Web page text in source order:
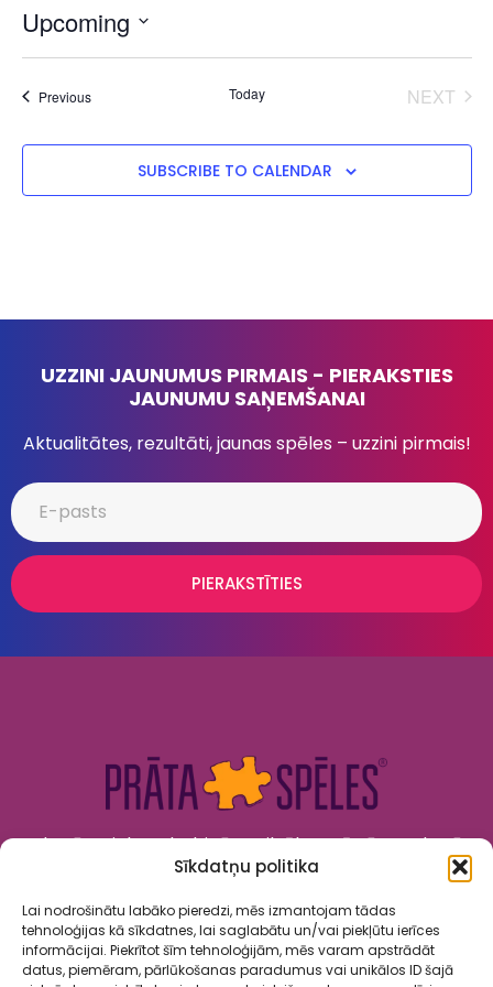
Sīkdatņu politika
Lai nodrošinātu labāko pieredzi, mēs izmantojam tādas
tehnoloģijas kā sīkdatnes, lai saglabātu un/vai piekļūtu ierīces
informācijai. Piekrītot šīm tehnoloģijām, mēs varam apstrādāt
datus, piemēram, pārlūkošanas paradumus vai unikālos ID šajā
Upcoming
PreviousEvents Today NEXT
SUBSCRIBE TO CALENDAR
UZZINI JAUNUMUS PIRMAIS - PIERAKSTIES
JAUNUMU SAŅEMŠANAI
Aktualitātes, rezultāti, jaunas spēles – uzzini pirmais!
PIERAKSTĪTIES
Kad prāts tiek nodarbināts, cilvēks attīstās. Kad prāts
tiek izklaidēts, cilvēks jūtas priecīgs un laimīgs. “Prāta